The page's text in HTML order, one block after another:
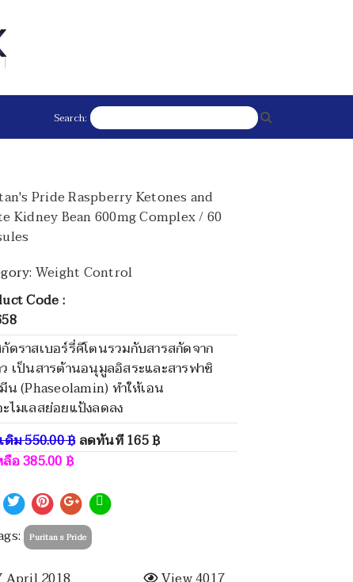
Search:
Pride Raspberry Ketones and
Kidney Bean 600mg Complex / 60
Weight Control
Code :
ดราสเบอร์รี่คีโตนรวมกับสารสกัดจาก
เป็นสารต้านอนุมูลอิสระและสารฟาซิ
น (Phaseolamin) ทำให้เอน
ไมเลสย่อยแป้งลดลง
ดิม550.00฿ ลดทันที165฿
ลือ385.00฿
Puritan s Pride